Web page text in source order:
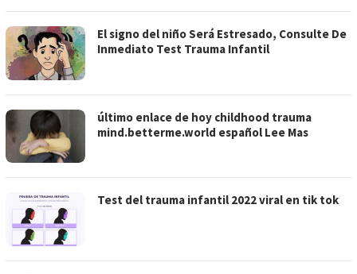
El signo del niño Será Estresado, Consulte De
Inmediato Test Trauma Infantil
último enlace de hoy childhood trauma
mind.betterme.world español Lee Mas
Test del trauma infantil 2022 viral en tik tok